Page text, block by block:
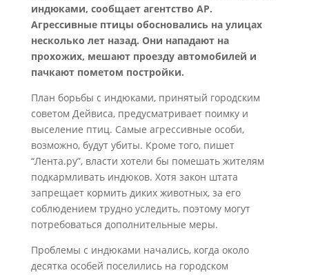
индюками, сообщает агентство AP.
Агрессивные птицы обосновались на улицах
несколько лет назад. Они нападают на
прохожих, мешают проезду автомобилей и
пачкают пометом постройки.
План борьбы с индюками, принятый городским
советом Дейвиса, предусматривает поимку и
выселение птиц. Самые агрессивные особи,
возможно, будут убиты. Кроме того, пишет
“Лента.ру”, власти хотели бы помешать жителям
подкармливать индюков. Хотя закон штата
запрещает кормить диких животных, за его
соблюдением трудно уследить, поэтому могут
потребоваться дополнительные меры.
Проблемы с индюками начались, когда около
десятка особей поселились на городском